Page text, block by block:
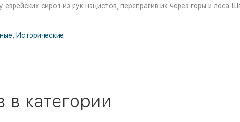
сирот из рук нацистов, переправив их через горы и леса
Исторические
в категории